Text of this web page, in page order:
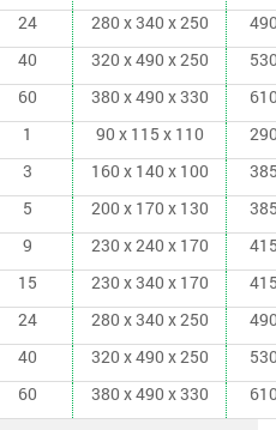
24 280 x 340 x 250
40 320 x 490 x 250
60 380 x 490 x 330
1 90 x 115 x 110
3 160 x 140 x 100
5 200 x 170 x 130
9 230 x 240 x 170
15 230 x 340 x 170
24 280 x 340 x 250
40 320 x 490 x 250
60 380 x 490 x 330